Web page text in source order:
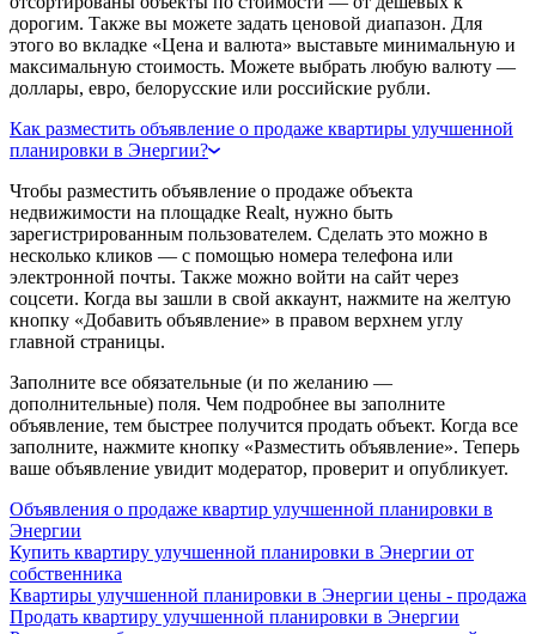
дорогим. Также вы можете задать ценовой диапазон. Для
этого во вкладке «Цена и валюта» выставьте минимальную и
максимальную стоимость. Можете выбрать любую валюту —
доллары, евро, белорусские или российские рубли.
Как разместить объявление о продаже квартиры улучшенной
планировки в Энергии?
Чтобы разместить объявление о продаже объекта
недвижимости на площадке Realt, нужно быть
зарегистрированным пользователем. Сделать это можно в
несколько кликов — с помощью номера телефона или
электронной почты. Также можно войти на сайт через
соцсети. Когда вы зашли в свой аккаунт, нажмите на желтую
кнопку «Добавить объявление» в правом верхнем углу
главной страницы.
Заполните все обязательные (и по желанию —
дополнительные) поля. Чем подробнее вы заполните
объявление, тем быстрее получится продать объект. Когда все
заполните, нажмите кнопку «Разместить объявление». Теперь
ваше объявление увидит модератор, проверит и опубликует.
Объявления о продаже квартир улучшенной планировки в
Энергии
Купить квартиру улучшенной планировки в Энергии от
собственника
Квартиры улучшенной планировки в Энергии цены - продажа
Продать квартиру улучшенной планировки в Энергии